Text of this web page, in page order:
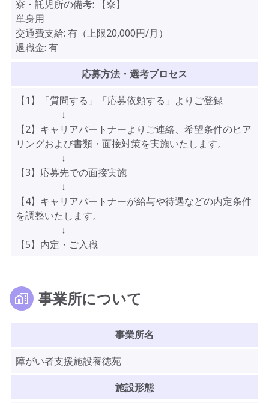
寮・託児所の備考:
【寮】
単身用
交通費支給: 有（上限20,000円/月）
退職金: 有
応募方法・選考プロセス
【1】「質問する」「応募依頼する」よりご登録
↓
【2】キャリアパートナーよりご連絡、希望条件のヒア
リングおよび書類・面接対策を実施いたします。
↓
【3】応募先での面接実施
↓
【4】キャリアパートナーが給与や待遇などの内定条件
を調整いたします。
↓
【5】内定・ご入職
事業所について
事業所名
障がい者支援施設養徳苑
施設形態